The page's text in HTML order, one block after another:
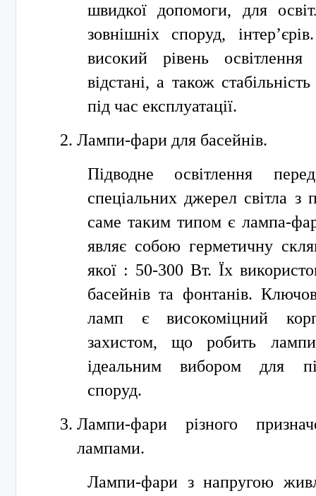
швидкої допомоги, для
зовнішніх споруд,
високий рівень
відстані, а також
під час експлуатації.
Лампи-фари для басейнів.
Підводне освітлення
спеціальних джерел світла з
саме таким типом є лампа-
являє собою герметичну
якої : 50-300 Вт. Їх
басейнів та фонтанів.
ламп є високоміцний
захистом, що робить
ідеальним вибором для
споруд.
Лампи-фари різного
лампами.
Лампи-фари з напругою